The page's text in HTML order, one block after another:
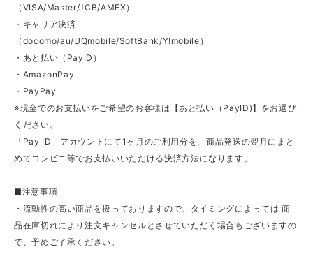
（VISA/Master/JCB/AMEX）
・キャリア決済
（docomo/au/UQmobile/SoftBank/Y!mobile）
・あと払い（PayID）
・AmazonPay
・PayPay
※現金でのお支払いをご希望のお客様は【あと払い（PayID)】をお選び
ください。
「Pay ID」アカウントにて1ヶ月のご利用分を、商品発送の翌月にまと
めてコンビニ等でお支払いいただける決済方法になります。
■注意事項
・流動性の高い商品を扱っておりますので、タイミングによっては 商
品在庫切れにより注文キャンセルとさせていただく場合もございますの
で、予めご了承ください。